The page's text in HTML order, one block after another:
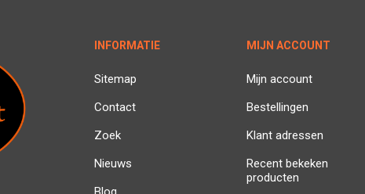
INFORMATIE
Sitemap
Contact
Zoek
Nieuws
MIJN ACCOUNT
Mijn account
Bestellingen
Klant adressen
Recent bekeken
producten